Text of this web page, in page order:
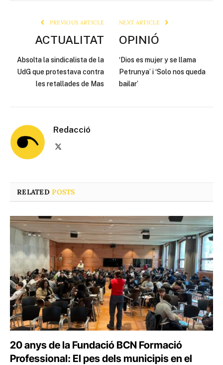
PREVIOUS ARTICLE
ACTUALITAT
Absolta la sindicalista de la
UdG que protestava contra
les retallades de Mas
NEXT ARTICLE
OPINIÓ
‘Dios es mujer y se llama
Petrunya’ i ‘Solo nos queda
bailar’
Redacció
RELATEDPOSTS
20 anys de la Fundació BCN Formació
Professional: El pes dels municipis en el